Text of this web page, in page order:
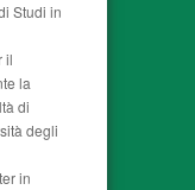
Studi in
il
la
di
degli
in